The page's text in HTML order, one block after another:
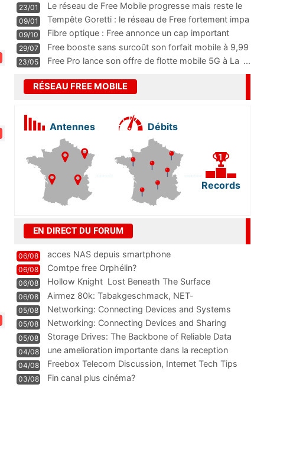
23/01
Le réseau de Free Mobile progresse mais reste le
m
...
09/01
Tempête Goretti : le réseau de Free fortement impa
09/10
Fibre optique : Free annonce un cap important
pass
...
29/07
Free booste sans surcoût son forfait mobile à 9,99
23/05 Free Pro lance son offre de flotte mobile 5G à La ...
RÉSEAU FREE MOBILE
Antennes Débits
Records
EN DIRECT DU FORUM
06/08 acces NAS depuis smartphone
06/08 Comtpe free Orphélin?
06/08 Hollow Knight  Lost Beneath The Surface
06/08
Airmez 80k: Tabakgeschmack, NET-
Technologie und Leistung im
05/08 Networking: Connecting Devices and Systems
05/08
Networking: Connecting Devices and Sharing
Information
05/08
Storage Drives: The Backbone of Reliable Data
Management
04/08
une amelioration importante dans la reception
WIFI
04/08
Freebox Telecom Discussion, Internet Tech Tips
Communi
03/08 Fin canal plus cinéma?